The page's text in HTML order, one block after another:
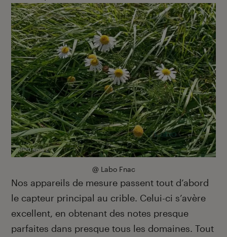
@ Labo Fnac
Nos appareils de mesure passent tout d’abord
le capteur principal au crible. Celui-ci s’avère
excellent, en obtenant des notes presque
parfaites dans presque tous les domaines. Tout